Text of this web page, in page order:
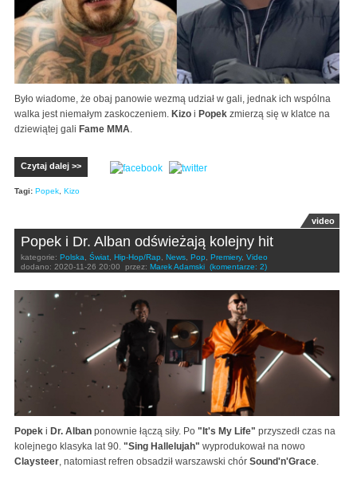
Było wiadome, że obaj panowie wezmą udział w gali, jednak ich wspólna
walka jest niemałym zaskoczeniem. Kizo i Popek zmierzą się w klatce na
dziewiątej gali Fame MMA.
Czytaj dalej >>
Tagi: Popek Kizo
video
Popek i Dr. Alban odświeżają kolejny hit
kategorie: Polska Świat Hip-Hop/Rap News Pop Premiery, Video
dodano: 2020-11-26 20:00 przez: Marek Adamski (komentarze: 2)
Popek i Dr. Alban ponownie łączą siły. Po "It's My Life" przyszedł czas na
kolejnego klasyka lat 90. "Sing Hallelujah" wyprodukował na nowo
Claysteer, natomiast refren obsadził warszawski chór Sound'n'Grace.